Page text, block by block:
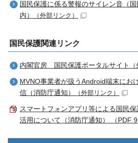
国民保護に係る警報のサイレン音（
内）
（外部リンク）
国民保護関連リンク
内閣官房 国民保護ポータルサイト
MVNO事業者が扱うAndroid端末にお
信（消防庁通知）
（外部リンク）
スマートフォンアプリ等による国民
活用について（消防庁通知） （PDF